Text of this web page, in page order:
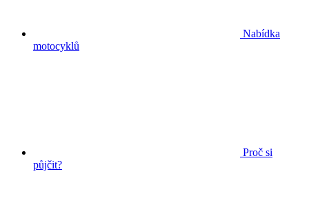
Nabídka
motocyklů
Proč si
půjčit?